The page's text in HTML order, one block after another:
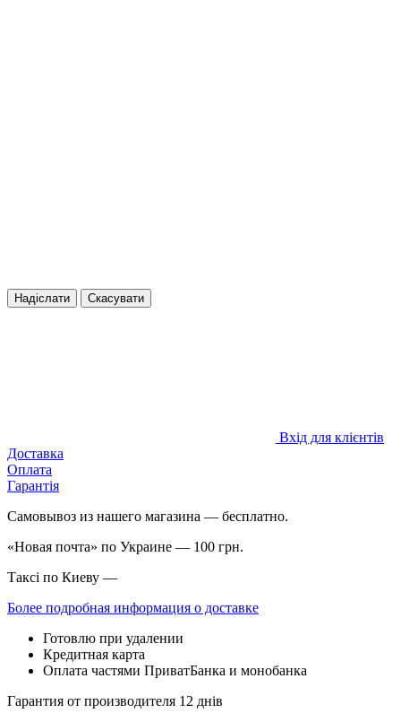
Надіслати Скасувати
Вхід для клієнтів
Доставка
Оплата
Гарантія
Самовывоз из нашего магазина — бесплатно.
«Новая почта» по Украине — 100 грн.
Таксі по Киеву —
Более подробная информация о доставке
Готовлю при удалении
Кредитная карта
Оплата частями ПриватБанка и монобанка
Гарантия от производителя 12 днів